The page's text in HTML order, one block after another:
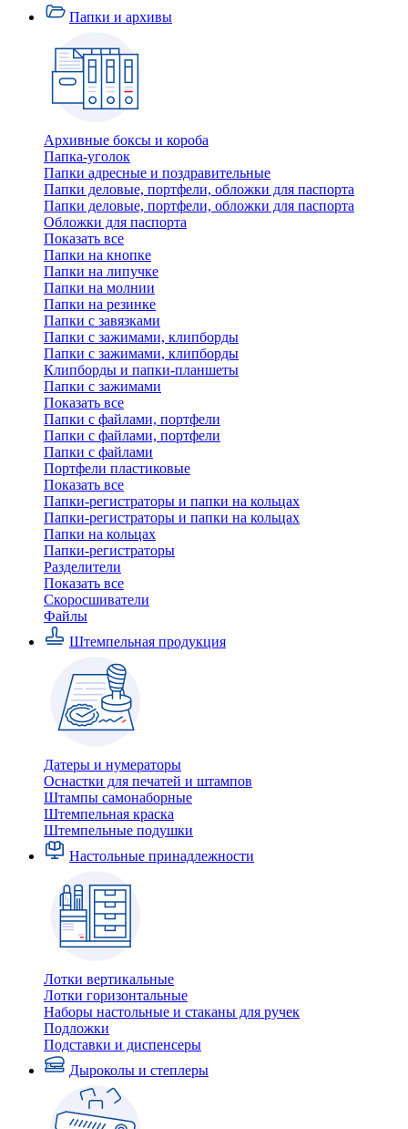
Папки и архивы
Архивные боксы и короба
Папка-уголок
Папки адресные и поздравительные
Папки деловые, портфели, обложки для паспорта
Папки деловые, портфели, обложки для паспорта
Обложки для паспорта
Показать все
Папки на кнопке
Папки на липучке
Папки на молнии
Папки на резинке
Папки с завязками
Папки с зажимами, клипборды
Папки с зажимами, клипборды
Клипборды и папки-планшеты
Папки с зажимами
Показать все
Папки с файлами, портфели
Папки с файлами, портфели
Папки с файлами
Портфели пластиковые
Показать все
Папки-регистраторы и папки на кольцах
Папки-регистраторы и папки на кольцах
Папки на кольцах
Папки-регистраторы
Разделители
Показать все
Скоросшиватели
Файлы
Штемпельная продукция
Датеры и нумераторы
Оснастки для печатей и штампов
Штампы самонаборные
Штемпельная краска
Штемпельные подушки
Настольные принадлежности
Лотки вертикальные
Лотки горизонтальные
Наборы настольные и стаканы для ручек
Подложки
Подставки и диспенсеры
Дыроколы и степлеры